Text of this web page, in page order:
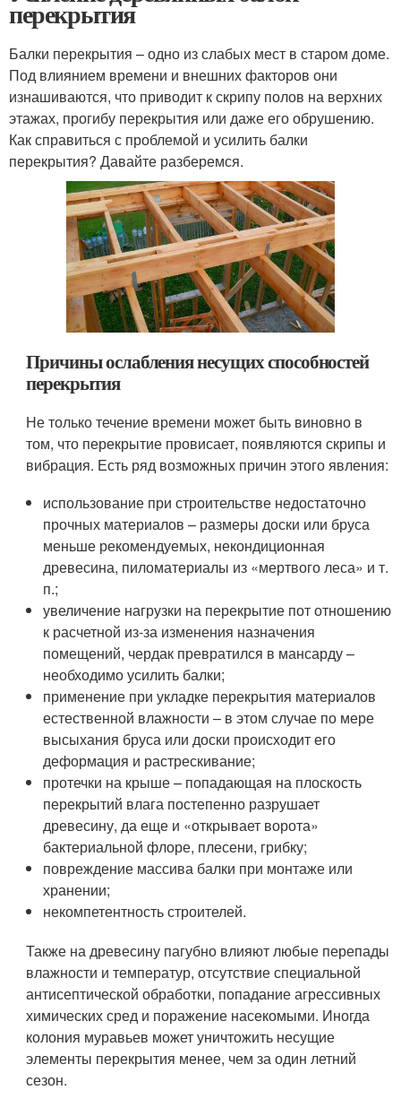
перекрытия
Балки перекрытия – одно из слабых мест в старом доме.
Под влиянием времени и внешних факторов они
изнашиваются, что приводит к скрипу полов на верхних
этажах, прогибу перекрытия или даже его обрушению.
Как справиться с проблемой и усилить балки
перекрытия? Давайте разберемся.
Причины ослабления несущих способностей
перекрытия
Не только течение времени может быть виновно в
том, что перекрытие провисает, появляются скрипы и
вибрация. Есть ряд возможных причин этого явления:
использование при строительстве недостаточно
прочных материалов – размеры доски или бруса
меньше рекомендуемых, некондиционная
древесина, пиломатериалы из «мертвого леса» и т.
п.;
увеличение нагрузки на перекрытие пот отношению
к расчетной из-за изменения назначения
помещений, чердак превратился в мансарду –
необходимо усилить балки;
применение при укладке перекрытия материалов
естественной влажности – в этом случае по мере
высыхания бруса или доски происходит его
деформация и растрескивание;
протечки на крыше – попадающая на плоскость
перекрытий влага постепенно разрушает
древесину, да еще и «открывает ворота»
бактериальной флоре, плесени, грибку;
повреждение массива балки при монтаже или
хранении;
некомпетентность строителей.
Также на древесину пагубно влияют любые перепады
влажности и температур, отсутствие специальной
антисептической обработки, попадание агрессивных
химических сред и поражение насекомыми. Иногда
колония муравьев может уничтожить несущие
элементы перекрытия менее, чем за один летний
сезон.